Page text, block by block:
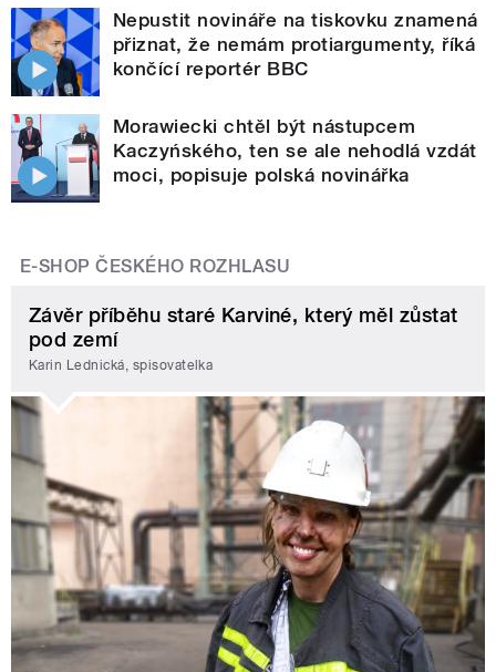
Nepustit novináře na tiskovku znamená
přiznat, že nemám protiargumenty, říká
končící reportér BBC
Morawiecki chtěl být nástupcem
Kaczyńského, ten se ale nehodlá vzdát
moci, popisuje polská novinářka
E-SHOP ČESKÉHO ROZHLASU
Závěr příběhu staré Karviné, který měl zůstat
pod zemí
Karin Lednická, spisovatelka